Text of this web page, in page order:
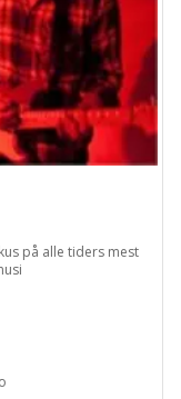
på alle tiders mest